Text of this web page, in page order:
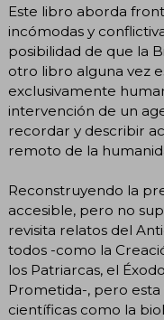
Este libro aborda
incómodas y
posibilidad de que la
otro libro alguna vez
exclusivamente
intervención de un
recordar y describir
remoto de la
Reconstruyendo la
accesible, pero no
revisita relatos del
todos -como la
los Patriarcas, el
Prometida-, pero esta
científicas como la